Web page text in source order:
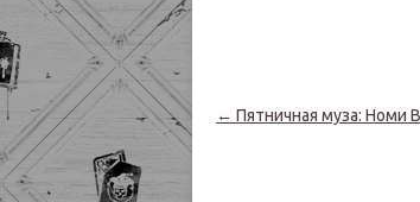
Навигация по записям
← Пятничная муза: Номи